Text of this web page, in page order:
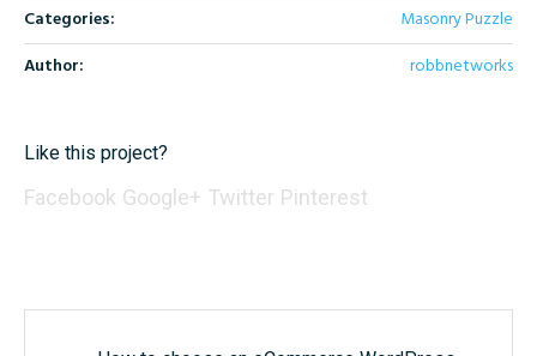
Categories:
Masonry Puzzle
Author:
robbnetworks
Like this project?
Facebook Google+ Twitter Pinterest